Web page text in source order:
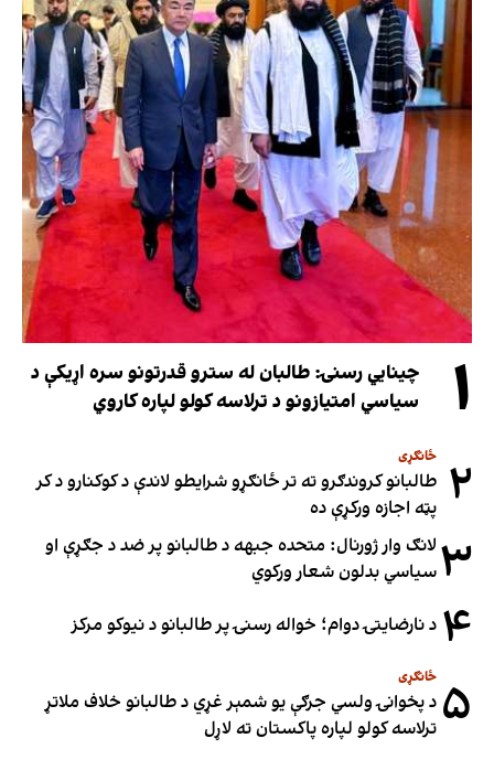
۱
چینایي رسنۍ: طالبان له سترو قدرتونو سره اړیکې د
سیاسي امتیازونو د ترلاسه کولو لپاره کاروي
۲ ځانګړی
طالبانو کروندګرو ته تر ځانګړو شرایطو لاندې د کوکنارو د کر
پټه اجازه ورکړې ده
۳ لانګ وار ژورنال: متحده جبهه د طالبانو پر ضد د جګړې او
سیاسي بدلون شعار ورکوي
۴ د نارضایتۍ دوام؛ خواله رسنۍ پر طالبانو د نیوکو مرکز
۵ ځانګړی
د پخوانۍ ولسي جرګې یو شمېر غړي د طالبانو خلاف ملاتړ
ترلاسه کولو لپاره پاکستان ته لاړل